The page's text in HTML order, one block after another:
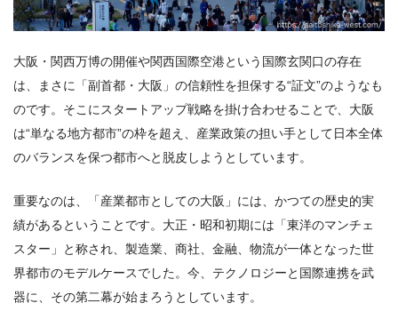
大阪・関西万博の開催や関西国際空港という国際玄関口の存在
は、まさに「副首都・大阪」の信頼性を担保する“証文”のようなも
のです。そこにスタートアップ戦略を掛け合わせることで、大阪
は“単なる地方都市”の枠を超え、産業政策の担い手として日本全体
のバランスを保つ都市へと脱皮しようとしています。
重要なのは、「産業都市としての大阪」には、かつての歴史的実
績があるということです。大正・昭和初期には「東洋のマンチェ
スター」と称され、製造業、商社、金融、物流が一体となった世
界都市のモデルケースでした。今、テクノロジーと国際連携を武
器に、その第二幕が始まろうとしています。